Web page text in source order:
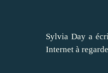
Sylvia Day a
Internet à